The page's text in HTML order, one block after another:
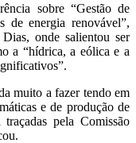
sobre “Gestão de
de energia renovável”,
onde salientou ser
a “hídrica, a eólica e a
muito a fazer tendo em
e de produção de
pela Comissão